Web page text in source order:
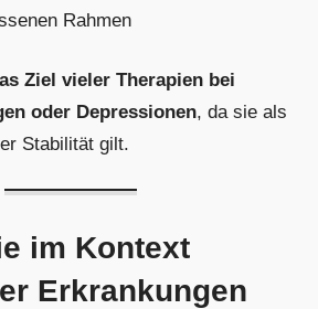
Rahmen
Ziel vieler Therapien bei
oder Depressionen, da sie als
Stabilität gilt.
im Kontext
Erkrankungen